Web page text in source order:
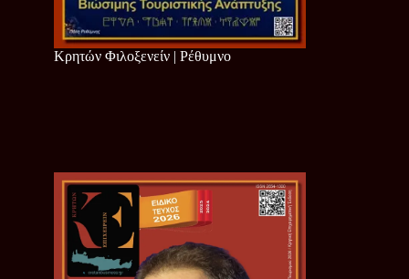
Κρητών Φιλοξενείν | Ρέθυμνο